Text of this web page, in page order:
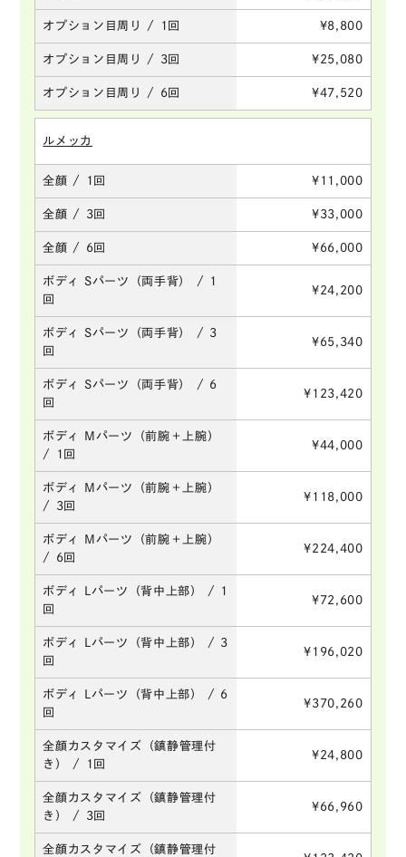
オプション目周り / 1回 ¥8,800
オプション目周り / 3回 ¥25,080
オプション目周り / 6回 ¥47,520
ルメッカ
全顔 / 1回 ¥11,000
全顔 / 3回 ¥33,000
全顔 / 6回 ¥66,000
ボディ Sパーツ（両手背） / 1
回
¥24,200
ボディ Sパーツ（両手背） / 3
回
¥65,340
ボディ Sパーツ（両手背） / 6
回
¥123,420
ボディ Mパーツ（前腕＋上腕）
/ 1回
¥44,000
ボディ Mパーツ（前腕＋上腕）
/ 3回
¥118,000
ボディ Mパーツ（前腕＋上腕）
/ 6回
¥224,400
ボディ Lパーツ（背中上部） / 1
回
¥72,600
ボディ Lパーツ（背中上部） / 3
回
¥196,020
ボディ Lパーツ（背中上部） / 6
回
¥370,260
全顔カスタマイズ（鎮静管理付
き） / 1回
¥24,800
全顔カスタマイズ（鎮静管理付
き） / 3回
¥66,960
全顔カスタマイズ（鎮静管理付